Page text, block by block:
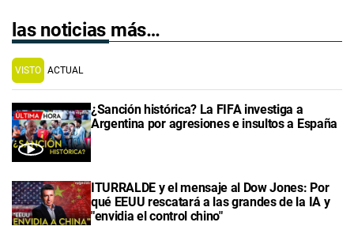
las noticias más…
VISTO ACTUAL
¿Sanción histórica? La FIFA investiga a
Argentina por agresiones e insultos a España
ITURRALDE y el mensaje al Dow Jones: Por
qué EEUU rescatará a las grandes de la IA y
"envidia el control chino"